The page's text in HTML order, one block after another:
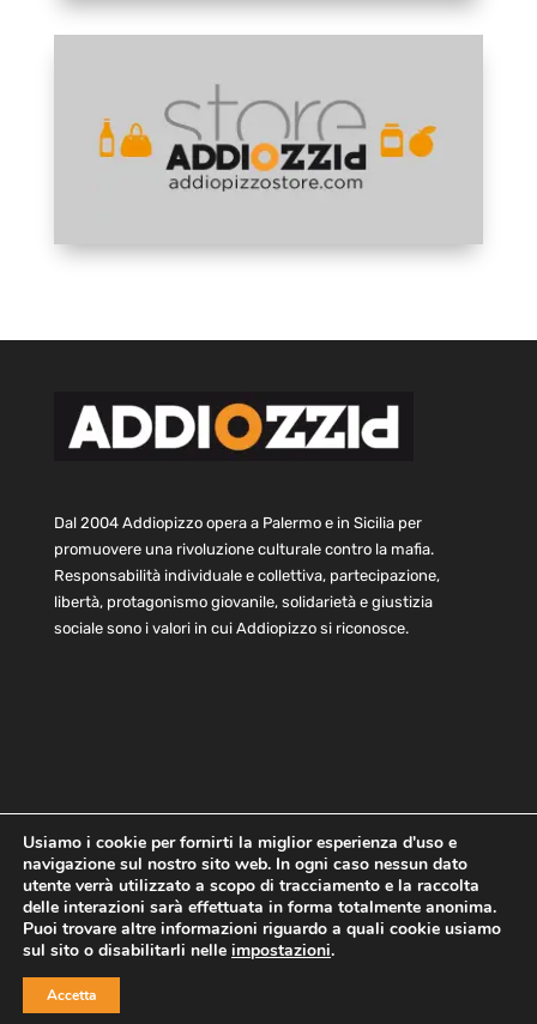
Dal 2004 Addiopizzo opera a Palermo e in Sicilia per
promuovere una rivoluzione culturale contro la mafia.
Responsabilità individuale e collettiva, partecipazione,
libertà, protagonismo giovanile, solidarietà e giustizia
sociale sono i valori in cui Addiopizzo si riconosce.
Home Statuto e bilancio
Contatti
Privacy
Cookie Child Protection Policy
Copyright © 2021 AddioPizzo | Tutti i diritti riservati | Sede
Usiamo i cookie per fornirti la miglior esperienza d'uso e
navigazione sul nostro sito web. In ogni caso nessun dato
utente verrà utilizzato a scopo di tracciamento e la raccolta
delle interazioni sarà effettuata in forma totalmente anonima.
Puoi trovare altre informazioni riguardo a quali cookie usiamo
sul sito o disabilitarli nelle impostazioni.
Accetta